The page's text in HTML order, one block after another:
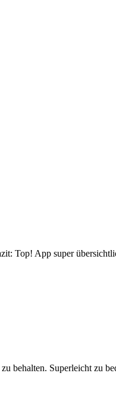
Top! App super
behalten. Superleicht zu